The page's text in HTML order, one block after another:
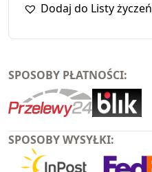
Dodaj do Listy życzeń
SPOSOBY PŁATNOŚCI:
SPOSOBY WYSYŁKI: